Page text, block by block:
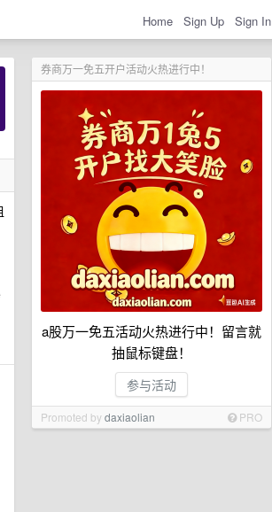
Home Sign Up Sign In
券商万一免五开户活动火热进行中！
a股万一免五活动火热进行中！留言就
抽鼠标键盘！
参与活动
Promoted bydaxiaolian PRO